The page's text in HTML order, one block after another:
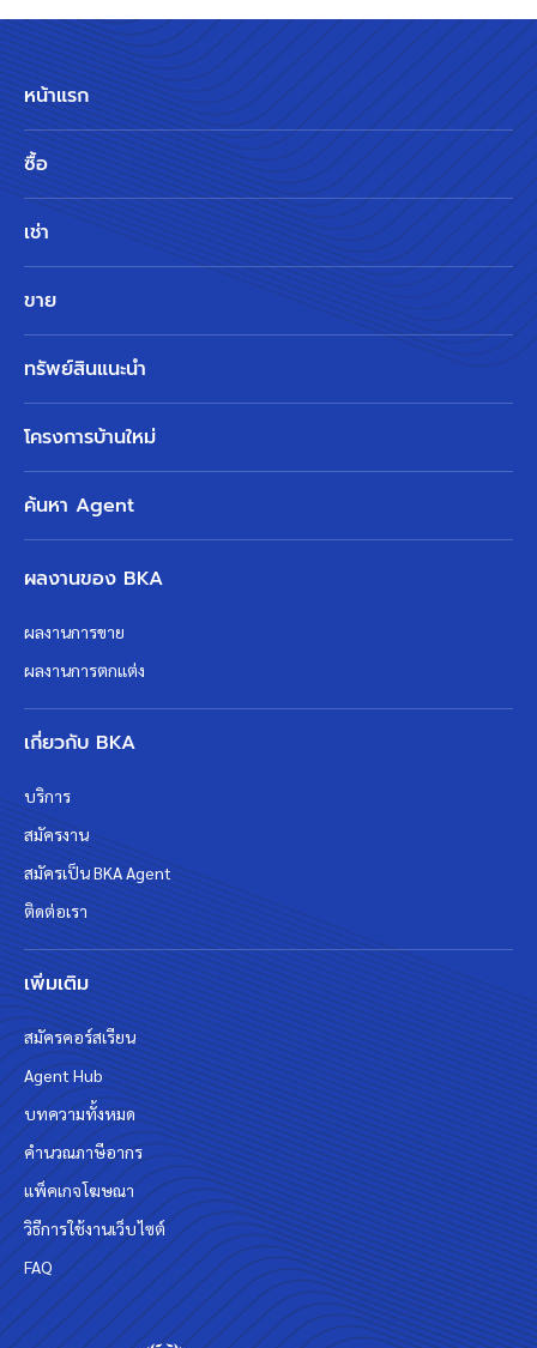
หน้าแรก
ซื้อ
เช่า
ขาย
ทรัพย์สินแนะนำ
โครงการบ้านใหม่
ค้นหา Agent
ผลงานของ BKA
ผลงานการขาย
ผลงานการตกแต่ง
เกี่ยวกับ BKA
บริการ
สมัครงาน
สมัครเป็น BKA Agent
ติดต่อเรา
เพิ่มเติม
สมัครคอร์สเรียน
Agent Hub
บทความทั้งหมด
คำนวณภาษีอากร
แพ็คเกจโฆษณา
วิธีการใช้งานเว็บไซต์
FAQ